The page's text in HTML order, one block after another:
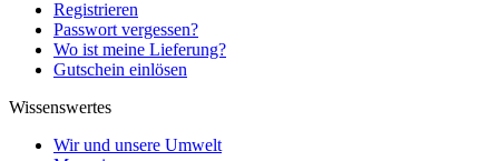
Registrieren
Passwort vergessen?
Wo ist meine Lieferung?
Gutschein einlösen
Wissenswertes
Wir und unsere Umwelt